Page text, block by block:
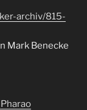
archiv/815-
Mark Benecke